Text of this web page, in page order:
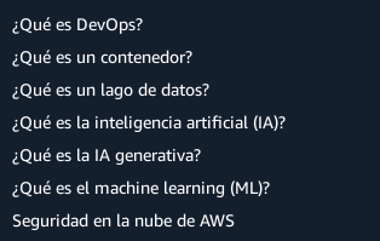
¿Qué es DevOps?
¿Qué es un contenedor?
¿Qué es un lago de datos?
¿Qué es la inteligencia artificial (IA)?
¿Qué es la IA generativa?
¿Qué es el machine learning (ML)?
Seguridad en la nube de AWS